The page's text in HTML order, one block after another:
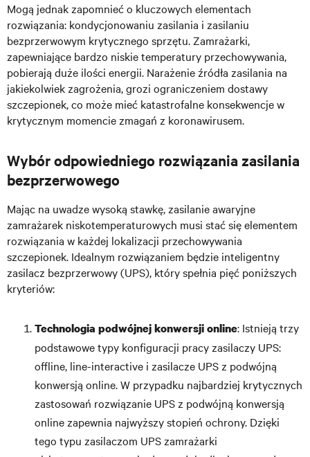
Mogą jednak zapomnieć o kluczowych elementach
rozwiązania: kondycjonowaniu zasilania i zasilaniu
bezprzerwowym krytycznego sprzętu. Zamrażarki,
zapewniające bardzo niskie temperatury przechowywania,
pobierają duże ilości energii. Narażenie źródła zasilania na
jakiekolwiek zagrożenia, grozi ograniczeniem dostawy
szczepionek, co może mieć katastrofalne konsekwencje w
krytycznym momencie zmagań z koronawirusem.
Wybór odpowiedniego rozwiązania zasilania
bezprzerwowego
Mając na uwadze wysoką stawkę, zasilanie awaryjne
zamrażarek niskotemperaturowych musi stać się elementem
rozwiązania w każdej lokalizacji przechowywania
szczepionek. Idealnym rozwiązaniem będzie inteligentny
zasilacz bezprzerwowy (UPS), który spełnia pięć poniższych
kryteriów:
Technologia podwójnej konwersji online: Istnieją trzy
podstawowe typy konfiguracji pracy zasilaczy UPS:
offline, line-interactive i zasilacze UPS z podwójną
konwersją online. W przypadku najbardziej krytycznych
zastosowań rozwiązanie UPS z podwójną konwersją
online zapewnia najwyższy stopień ochrony. Dzięki
tego typu zasilaczom UPS zamrażarki